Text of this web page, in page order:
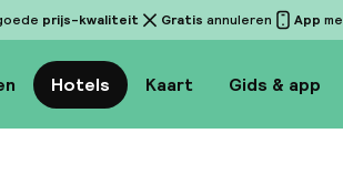
prijs-kwaliteit Gratis annuleren App
Hotels Kaart Gids & app